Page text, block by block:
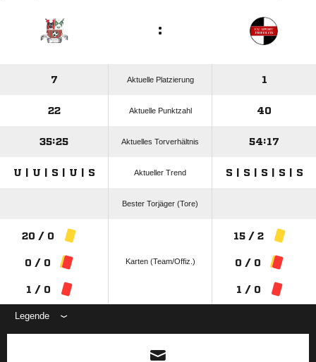
:
7 Aktuelle Platzierung 1
22 Aktuelle Punktzahl 40
35:25 Aktuelles Torverhältnis 54:17
U | U | S | U | S Aktueller Trend S | S | S | S | S
Bester Torjäger (Tore)
20 / 0
0 / 0
1 / 0
Karten (Team/Offiz.)
15 / 2
0 / 0
1 / 0
Legende
ANZEIGE